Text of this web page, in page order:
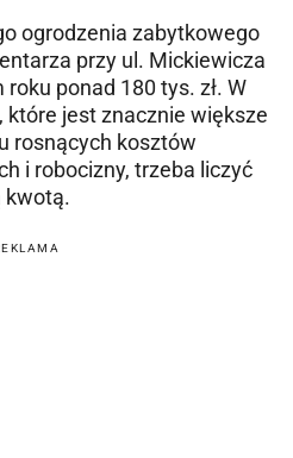
ogrodzenia zabytkowego
przy ul. Mickiewicza
roku ponad 180 tys. zł. W
które jest znacznie większe
rosnących kosztów
i robocizny, trzeba liczyć
kwotą.